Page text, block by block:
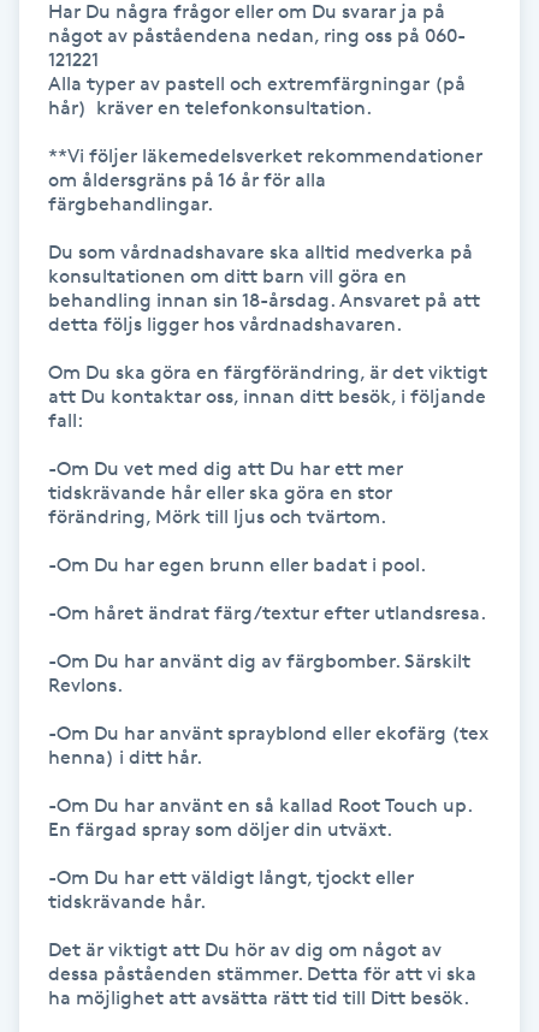
Hatha Yoga
Headspa
Healing
Herrklippning
HIFU
Hollywood Peel
Hot Stone Massage
Hot yoga
Huduppstramning
Hudvård
Hyaluronsyra
Hyperhidros
Hårborttagning
Har Du några frågor eller om Du svarar ja på
något av påståendena nedan, ring oss på 060-
121221
Alla typer av pastell och extremfärgningar (på
hår)  kräver en telefonkonsultation.
**Vi följer läkemedelsverket rekommendationer
om åldersgräns på 16 år för alla
färgbehandlingar.
Du som vårdnadshavare ska alltid medverka på
konsultationen om ditt barn vill göra en
behandling innan sin 18-årsdag. Ansvaret på att
detta följs ligger hos vårdnadshavaren.
Om Du ska göra en färgförändring, är det viktigt
att Du kontaktar oss, innan ditt besök, i följande
fall:
-Om Du vet med dig att Du har ett mer
tidskrävande hår eller ska göra en stor
förändring, Mörk till ljus och tvärtom.
-Om Du har egen brunn eller badat i pool.
-Om håret ändrat färg/textur efter utlandsresa.
-Om Du har använt dig av färgbomber. Särskilt
Revlons.
-Om Du har använt sprayblond eller ekofärg (tex
henna) i ditt hår.
-Om Du har använt en så kallad Root Touch up.
En färgad spray som döljer din utväxt.
-Om Du har ett väldigt långt, tjockt eller
tidskrävande hår.
Det är viktigt att Du hör av dig om något av
dessa påståenden stämmer. Detta för att vi ska
ha möjlighet att avsätta rätt tid till Ditt besök.